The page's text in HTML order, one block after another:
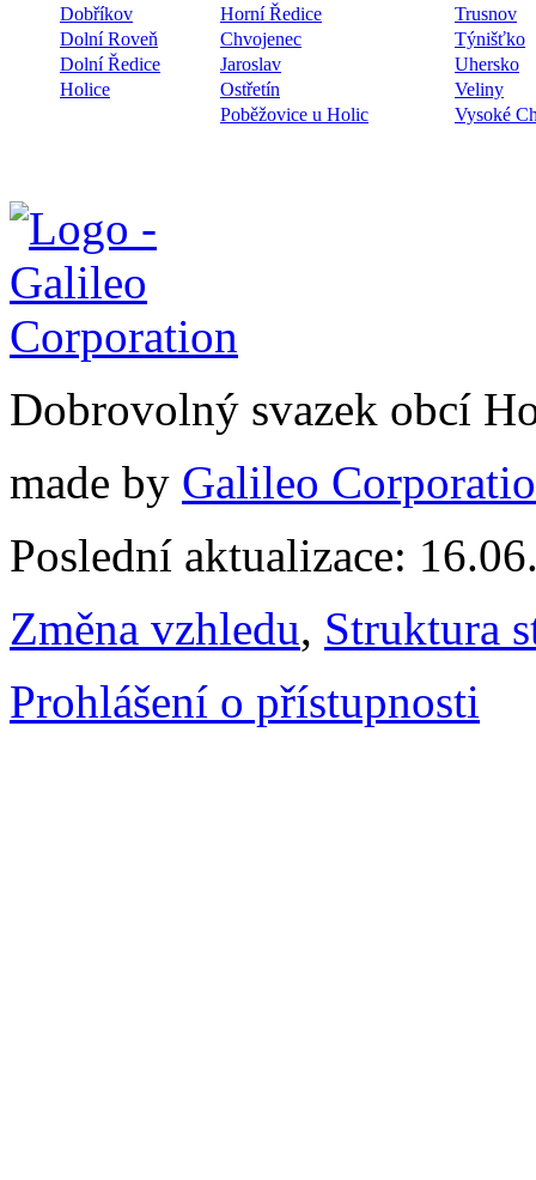
Dobříkov Horní Ředice
Trusnov
Dolní Roveň
Chvojenec
Týnišťko
Dolní Ředice
Jaroslav
Uhersko
Holice
Ostřetín
Veliny
Poběžovice u Holic
Vysoké
Dobrovolný svazek obcí
made by Galileo
Poslední aktualizace:
Změna vzhledu, Struktura
Prohlášení o přístupnosti